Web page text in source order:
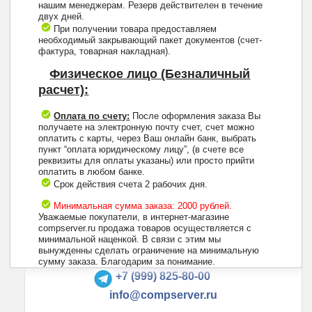
нашим менеджерам. Резерв действителен в течение
двух дней.
При получении товара предоставляем
необходимый закрывающий пакет документов (счет-
фактура, товарная накладная).
Физическое лицо (Безналичный
расчет):
Оплата по счету: После оформления заказа Вы
получаете на электронную почту счет, счет можно
оплатить с карты, через Ваш онлайн банк, выбрать
пункт “оплата юридическому лицу”, (в счете все
реквизиты для оплаты указаны) или просто прийти
оплатить в любом банке.
Срок действия счета 2 рабочих дня.
Минимальная сумма заказа: 2000 рублей.
Уважаемые покупатели, в интернет-магазине
compserver.ru продажа товаров осуществляется с
минимальной наценкой. В связи с этим мы
вынужденны сделать ограничение на минимальную
сумму заказа. Благодарим за понимание.
+7 (495) 223-13-47
+7 (999) 825-80-00
info@compserver.ru